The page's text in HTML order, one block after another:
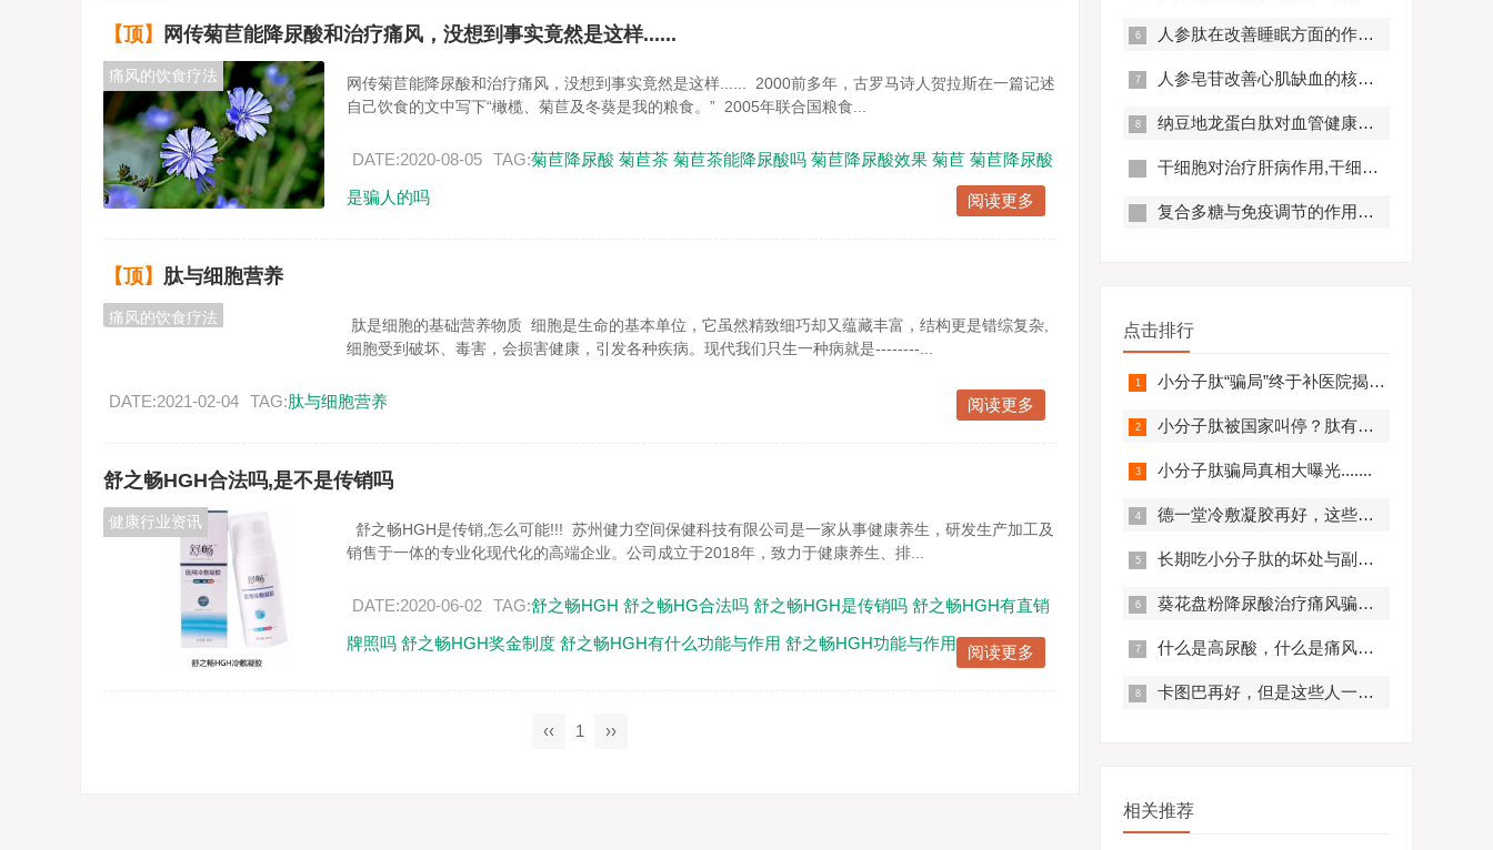
【顶】 网传菊苣能降尿酸和治疗痛风，没想到事实竟然是这样......
痛风的饮食疗法
网传菊苣能降尿酸和治疗痛风，没想到事实竟然是这样...... 2000前多年，古罗马诗人贺拉斯在一篇记述
自己饮食的文中写下“橄榄、菊苣及冬葵是我的粮食。” 2005年联合国粮食...
DATE:2020-08-05 TAG:菊苣降尿酸 菊苣茶 菊苣茶能降尿酸吗 菊苣降尿酸效果 菊苣 菊苣降尿酸
是骗人的吗
阅读更多
【顶】 肽与细胞营养
痛风的饮食疗法
肽是细胞的基础营养物质 细胞是生命的基本单位，它虽然精致细巧却又蕴藏丰富，结构更是错综复杂,
细胞受到破坏、毒害，会损害健康，引发各种疾病。现代我们只生一种病就是--------...
DATE:2021-02-04 TAG:肽与细胞营养 阅读更多
舒之畅HGH合法吗,是不是传销吗
健康行业资讯
舒之畅HGH是传销,怎么可能!!! 苏州健力空间保健科技有限公司是一家从事健康养生，研发生产加工及
销售于一体的专业化现代化的高端企业。公司成立于2018年，致力于健康养生、排...
DATE:2020-06-02 TAG:舒之畅HGH 舒之畅HG合法吗 舒之畅HGH是传销吗 舒之畅HGH有直销
牌照吗 舒之畅HGH奖金制度 舒之畅HGH有什么功能与作用 舒之畅HGH功能与作用
阅读更多
‹‹ 1 ››
人参肽在改善睡眠方面的作用机制及应用分析
人参皂苷改善心肌缺血的核心机制,应用效果怎么样？
纳豆地龙蛋白肽对血管健康的好处,纳豆地龙蛋白肽对预防心脑血管疾病有帮助吗？
干细胞对治疗肝病作用,干细胞对肝硬化有作用吗?
复合多糖与免疫调节的作用原理及优势分析
点击排行
小分子肽“骗局”终于补医院揭开，结果太可怕.........
小分子肽被国家叫停？肽有副作用？必看！
小分子肽骗局真相大曝光.......
德一堂冷敷凝胶再好，这些人一定不要用！还有些人必须..........
长期吃小分子肽的坏处与副作用，肽与蛋白质的区别
葵花盘粉降尿酸治疗痛风骗局？真实曝光，赶紧来看！
什么是高尿酸，什么是痛风？痛风有什么症状？
卡图巴再好，但是这些人一定不要服用！
相关推荐